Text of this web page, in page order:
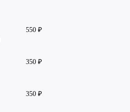
550 ₽
350 ₽
350 ₽